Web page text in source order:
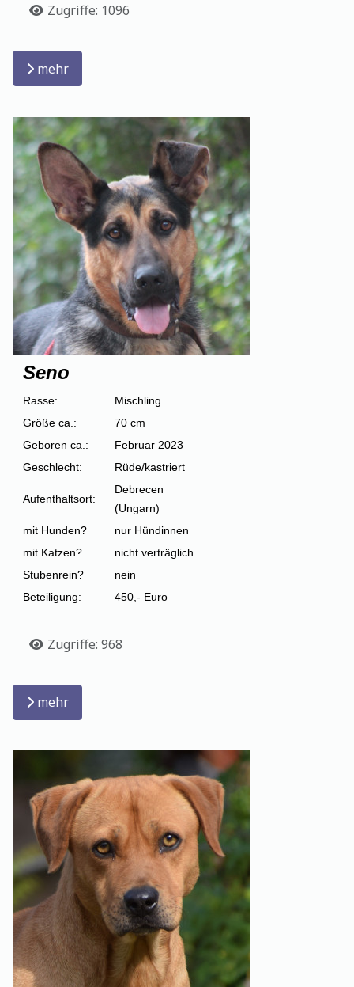
Details
Zugriffe: 1096
mehr
Seno
Rasse:
Mischling
Größe ca.:
70 cm
Geboren ca.:
Februar 2023
Geschlecht:
Rüde/kastriert
Aufenthaltsort:
Debrecen
(Ungarn)
mit Hunden?
nur Hündinnen
mit Katzen?
nicht verträglich
Stubenrein?
nein
Beteiligung:
450,- Euro
Details
Zugriffe: 968
mehr